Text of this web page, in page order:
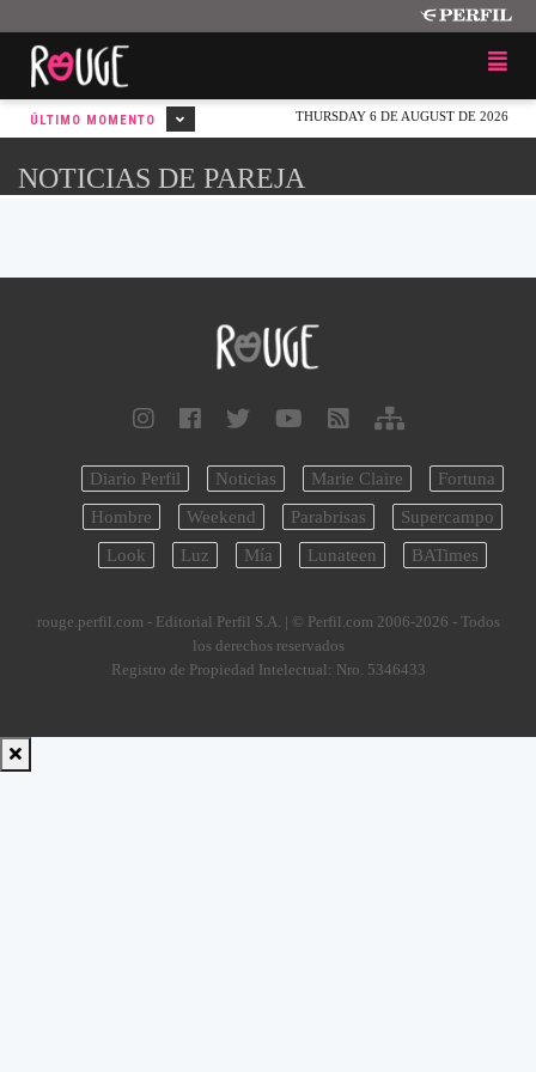
THURSDAY 6 DE AUGUST DE 2026
ÚLTIMO MOMENTO
NOTICIAS DE PAREJA
Diario Perfil Noticias Marie Claire
Fortuna
Hombre
Weekend Parabrisas
Supercampo
Look
Luz Mía Lunateen BATimes
rouge.perfil.com - Editorial Perfil S.A. | © Perfil.com 2006-2026 - Todos
los derechos reservados
Registro de Propiedad Intelectual: Nro. 5346433